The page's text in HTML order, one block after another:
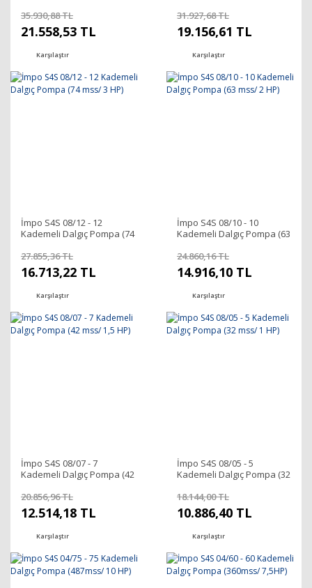
35.930,88 TL
21.558,53 TL
Karşılaştır
31.927,68 TL
19.156,61 TL
Karşılaştır
İmpo S4S 08/12 - 12
Kademeli Dalgıç Pompa (74
27.855,36 TL
16.713,22 TL
Karşılaştır
İmpo S4S 08/10 - 10
Kademeli Dalgıç Pompa (63
24.860,16 TL
14.916,10 TL
Karşılaştır
İmpo S4S 08/07 - 7
Kademeli Dalgıç Pompa (42
20.856,96 TL
12.514,18 TL
Karşılaştır
İmpo S4S 08/05 - 5
Kademeli Dalgıç Pompa (32
18.144,00 TL
10.886,40 TL
Karşılaştır